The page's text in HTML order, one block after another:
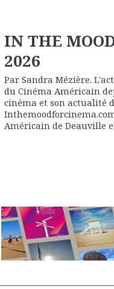
IN THE
2026
Par Sandra Mézière.
du Cinéma Américain
cinéma et son actualité
Américain de Deauville